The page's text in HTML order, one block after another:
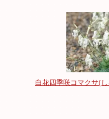
白花四季咲コマクサ(